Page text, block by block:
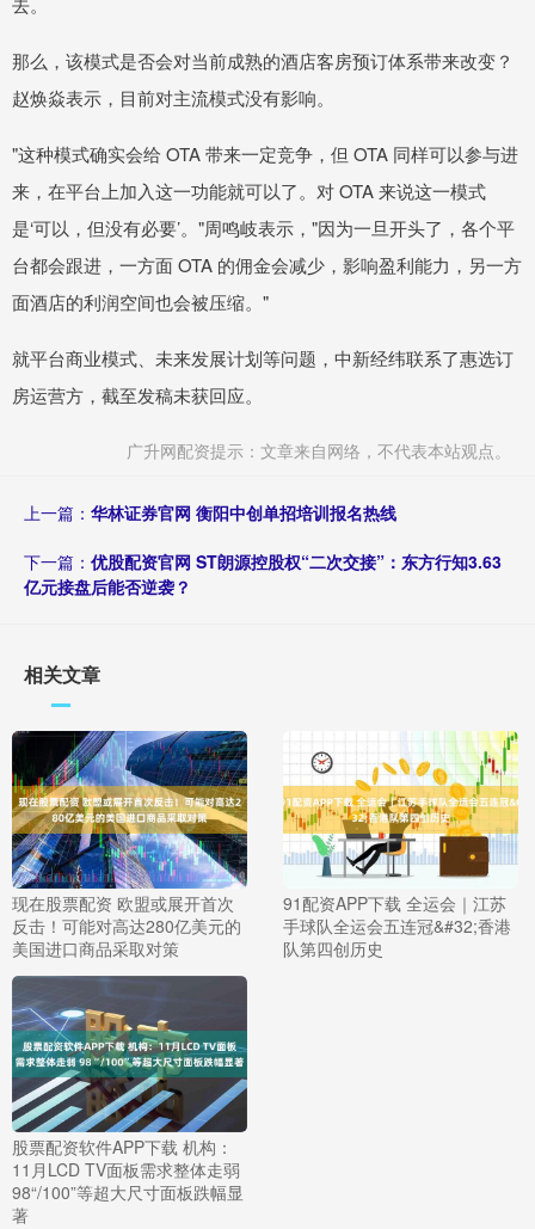
那么，该模式是否会对当前成熟的酒店客房预订体系带来改变？
赵焕焱表示，目前对主流模式没有影响。
"这种模式确实会给 OTA 带来一定竞争，但 OTA 同样可以参与进
来，在平台上加入这一功能就可以了。对 OTA 来说这一模式
是‘可以，但没有必要’。"周鸣岐表示，"因为一旦开头了，各个平
台都会跟进，一方面 OTA 的佣金会减少，影响盈利能力，另一方
面酒店的利润空间也会被压缩。"
就平台商业模式、未来发展计划等问题，中新经纬联系了惠选订
房运营方，截至发稿未获回应。
广升网配资提示：文章来自网络，不代表本站观点。
上一篇： 华林证券官网 衡阳中创单招培训报名热线
下一篇： 优股配资官网 ST朗源控股权“二次交接”：东方行知3.63
亿元接盘后能否逆袭？
相关文章
现在股票配资 欧盟或展开首次
反击！可能对高达280亿美元的
美国进口商品采取对策
91配资APP下载 全运会｜江苏
手球队全运会五连冠&#32;香港
队第四创历史
股票配资软件APP下载 机构：
11月LCD TV面板需求整体走弱
98“/100”等超大尺寸面板跌幅显
著